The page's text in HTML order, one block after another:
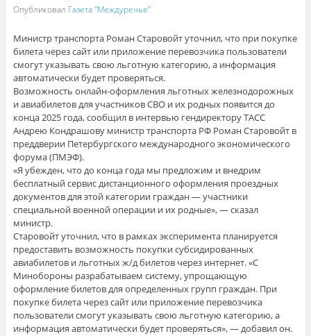
Опубликовал Газета "Междуречье"
Министр транспорта Роман Старовойт уточнил, что при покупке
билета через сайт или приложение перевозчика пользователи
смогут указывать свою льготную категорию, а информация
автоматически будет проверяться.
Возможность онлайн-оформления льготных железнодорожных
и авиабилетов для участников СВО и их родных появится до
конца 2025 года, сообщил в интервью гендиректору ТАСС
Андрею Кондрашову министр транспорта РФ Роман Старовойт в
преддверии Петербургского международного экономического
форума (ПМЭФ).
«Я убежден, что до конца года мы предложим и внедрим
бесплатный сервис дистанционного оформления проездных
документов для этой категории граждан — участники
специальной военной операции и их родные», — сказал
министр.
Старовойт уточнил, что в рамках эксперимента планируется
предоставить возможность покупки субсидированных
авиабилетов и льготных ж/д билетов через интернет. «С
Минобороны разрабатываем систему, упрощающую
оформление билетов для определенных групп граждан. При
покупке билета через сайт или приложение перевозчика
пользователи смогут указывать свою льготную категорию, а
информация автоматически будет проверяться», — добавил он.